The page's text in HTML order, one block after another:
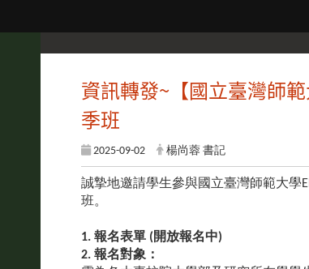
資訊轉發~【國立臺灣師
季班
2025-09-02 楊尚蓉 書記
誠摯地邀請學生參與國立臺灣師範大學
班。
1. 報名表單 (開放報名中)
2. 報名對象：